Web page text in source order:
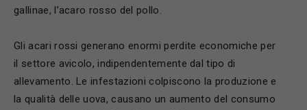
gallinae, l’acaro rosso del pollo.
Gli acari rossi generano enormi perdite economiche per
il settore avicolo, indipendentemente dal tipo di
allevamento. Le infestazioni colpiscono la produzione e
la qualità delle uova, causano un aumento del consumo